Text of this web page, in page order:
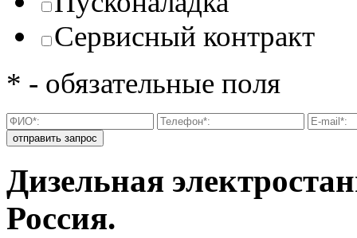
Сервисный контракт
* - обязательные поля
Дизельная
Россия.